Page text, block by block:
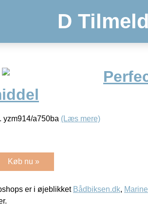
D Tilmeld
yzm914/a750ba (Læs mere)
Køb nu »
er i øjeblikket Bådbiksen.dk,